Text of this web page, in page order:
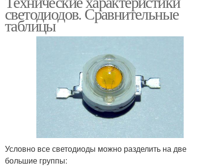
светодиодов. Сравнительные
таблицы
Условно все светодиоды можно разделить на две
большие группы: